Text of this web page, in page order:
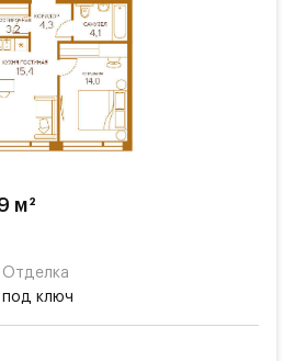
м²
Отделка
под ключ